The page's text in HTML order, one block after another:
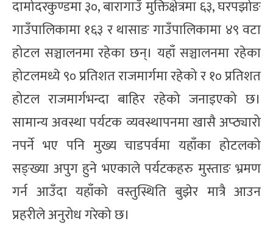
दामोदरकुण्डमा ३०, बारागाउँ मुक्तिक्षेत्रमा ६३, घरपझोङ
गाउँपालिकामा १६३ र थासाङ गाउँपालिकामा ४९ वटा
होटल सञ्चालनमा रहेका छन्। यहाँ सञ्चालनमा रहेका
होटलमध्ये ९० प्रतिशत राजमार्गमा रहेको र १० प्रतिशत
होटल राजमार्गभन्दा बाहिर रहेको जनाइएको छ।
सामान्य अवस्था पर्यटक व्यवस्थापनमा खासै अप्ठ्यारो
नपर्ने भए पनि मुख्य चाडपर्वमा यहाँका होटलको
सङ्ख्या अपुग हुने भएकाले पर्यटकहरु मुस्ताङ भ्रमण
गर्न आउँदा यहाँको वस्तुस्थिति बुझेर मात्रै आउन
प्रहरीले अनुरोध गरेको छ।